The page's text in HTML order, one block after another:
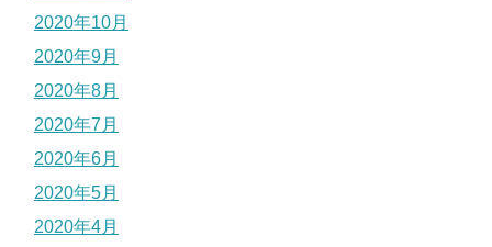
2020年10月
2020年9月
2020年8月
2020年7月
2020年6月
2020年5月
2020年4月